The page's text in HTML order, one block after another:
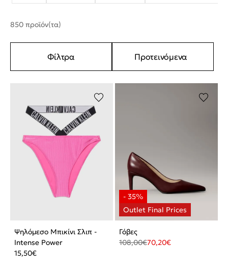
850 προϊόν(τα)
Φίλτρα Προτεινόμενα
Ψηλόμεσο Μπικίνι Σλιπ -
Intense Power
15,50€
Γόβες
108,00€70,20€